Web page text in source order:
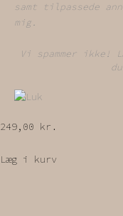
samt tilpassede
mig.
Vi spammer ikke!
249,00 kr.
Læg i kurv